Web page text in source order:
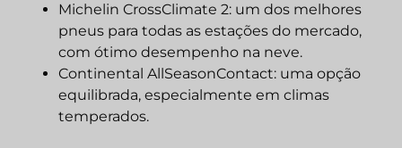
Michelin CrossClimate 2: um dos melhores
pneus para todas as estações do mercado,
com ótimo desempenho na neve.
Continental AllSeasonContact: uma opção
equilibrada, especialmente em climas
temperados.